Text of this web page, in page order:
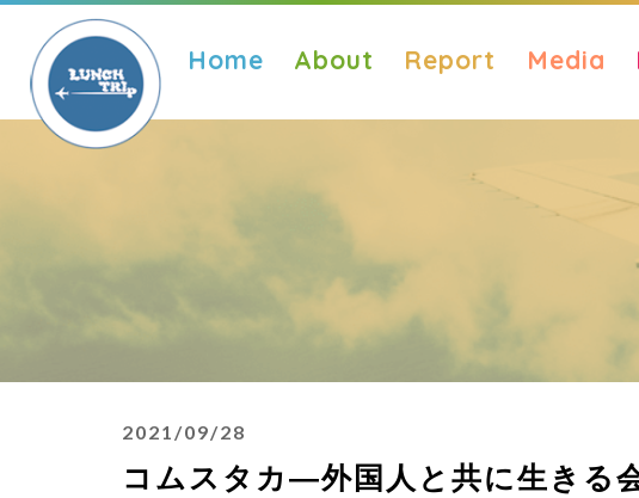
Home About Report Media
2021/09/28
コムスタカ―外国人と共に生きる